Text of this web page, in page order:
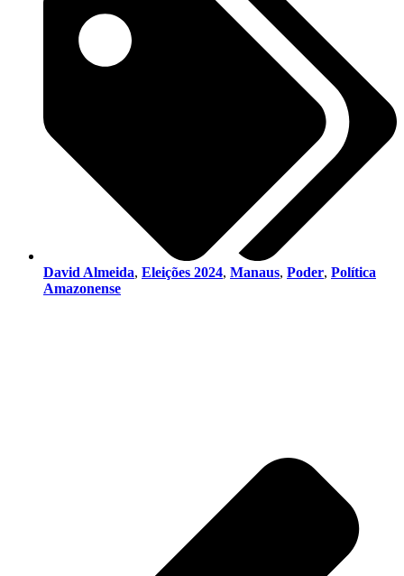
David Almeida, Eleições 2024, Manaus, Poder, Política
Amazonense